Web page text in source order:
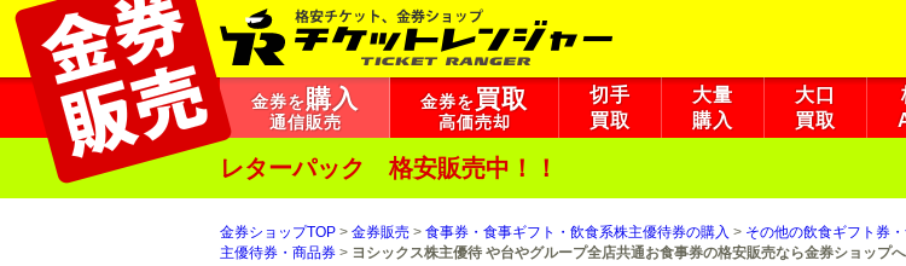
金券を購入
通信販売
金券を買取
高価売却
切手
買取
大量
購入
大口
買取
レターパック 格安販売中！！
金券ショップTOP > 金券販売 > 食事券・食事ギフト・飲食系株主優待券の購入 > その他の飲食ギフト券
主優待券・商品券 > ヨシックス株主優待 や台やグループ全店共通お食事券の格安販売なら金券ショップへ